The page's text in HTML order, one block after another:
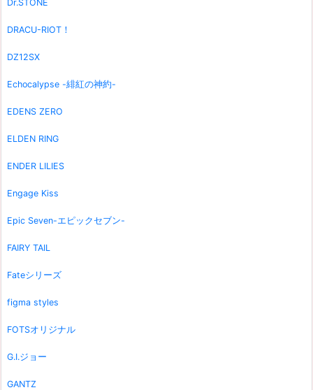
Dr.STONE
DRACU-RIOT！
DZ12SX
Echocalypse -緋紅の神約-
EDENS ZERO
ELDEN RING
ENDER LILIES
Engage Kiss
Epic Seven-エピックセブン-
FAIRY TAIL
Fateシリーズ
figma styles
FOTSオリジナル
G.I.ジョー
GANTZ